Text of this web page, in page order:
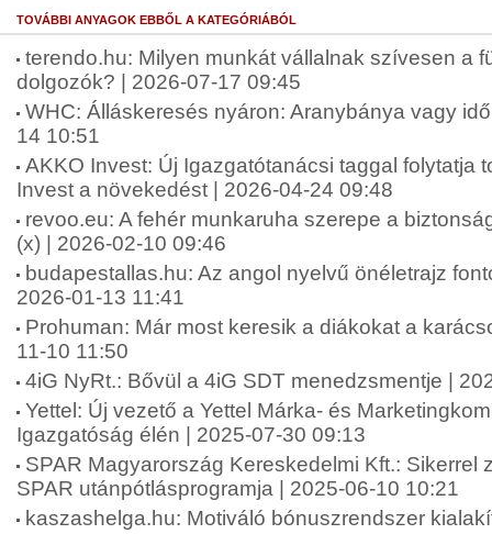
TOVÁBBI ANYAGOK EBBŐL A KATEGÓRIÁBÓL
terendo.hu: Milyen munkát vállalnak szívesen a
dolgozók? | 2026-07-17 09:45
WHC: Álláskeresés nyáron: Aranybánya vagy
14 10:51
AKKO Invest: Új Igazgatótanácsi taggal folytatja
Invest a növekedést | 2026-04-24 09:48
revoo.eu: A fehér munkaruha szerepe a
(x) | 2026-02-10 09:46
budapestallas.hu: Az angol nyelvű önéletrajz
2026-01-13 11:41
Prohuman: Már most keresik a diákokat a
11-10 11:50
4iG NyRt.: Bővül a 4iG SDT menedzsmentje |
Yettel: Új vezető a Yettel Márka- és
Igazgatóság élén | 2025-07-30 09:13
SPAR Magyarország Kereskedelmi Kft.: Sikerrel
SPAR utánpótlásprogramja | 2025-06-10 10:21
kaszashelga.hu: Motiváló bónuszrendszer